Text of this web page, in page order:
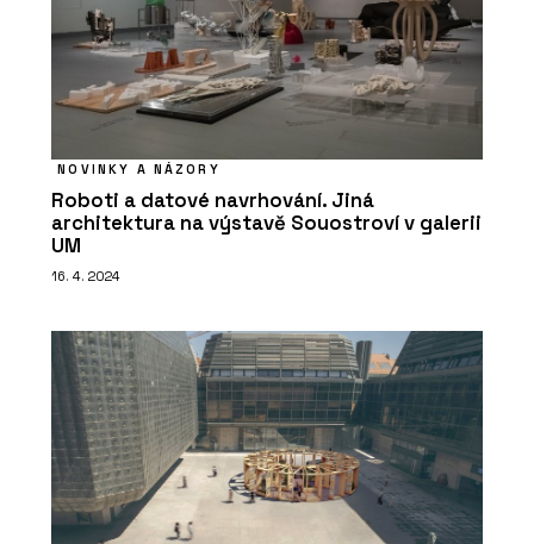
NOVINKY A NÁZORY
Roboti a datové navrhování. Jiná
architektura na výstavě Souostroví v galerii
UM
16. 4. 2024